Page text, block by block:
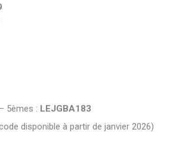
5èmes : LEJGBA183
disponible à partir de janvier 2026)